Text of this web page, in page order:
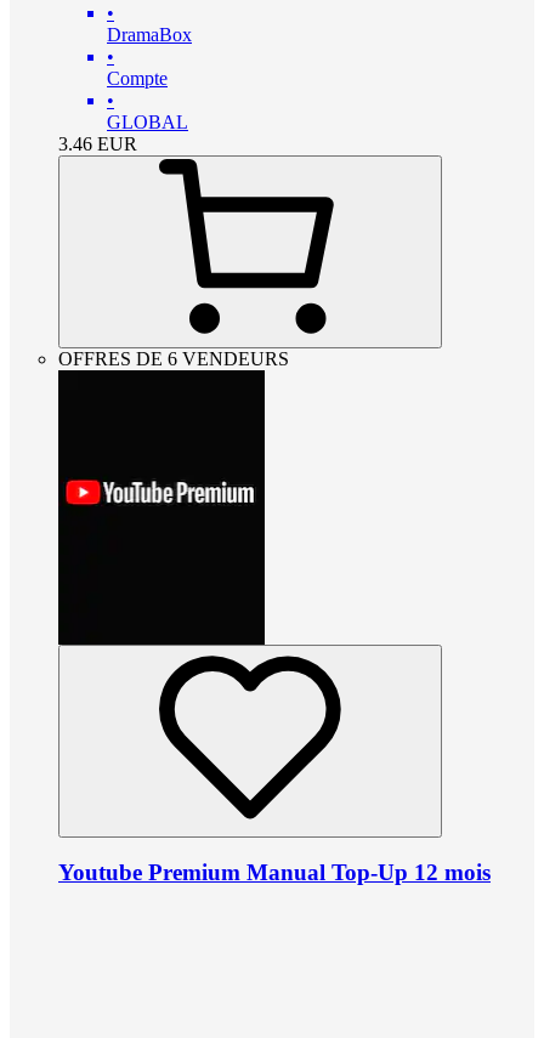
•
DramaBox
•
Compte
•
GLOBAL
3.46 EUR
OFFRES DE 6 VENDEURS
Youtube Premium Manual Top-Up 12 mois